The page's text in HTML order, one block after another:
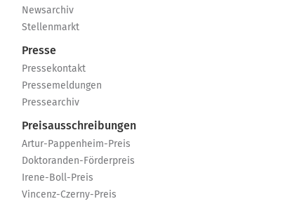
Newsarchiv
Stellenmarkt
Presse
Pressekontakt
Pressemeldungen
Pressearchiv
Preisausschreibungen
Artur-Pappenheim-Preis
Doktoranden-Förderpreis
Irene-Boll-Preis
Vincenz-Czerny-Preis